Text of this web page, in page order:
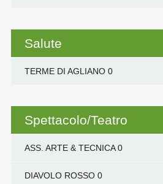
Salute
TERME DI AGLIANO0
Spettacolo/Teatro
ASS. ARTE & TECNICA0
DIAVOLO ROSSO0